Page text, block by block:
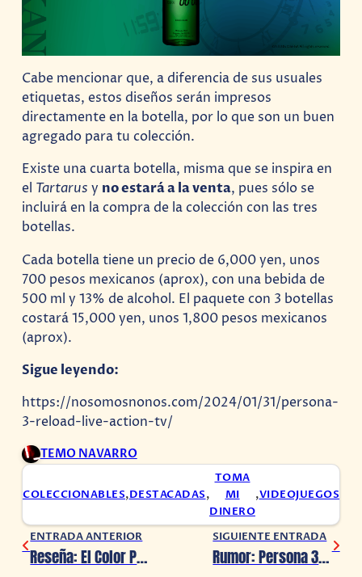
Cabe mencionar que, a diferencia de sus usuales
etiquetas, estos diseños serán impresos
directamente en la botella, por lo que son un buen
agregado para tu colección.
Existe una cuarta botella, misma que se inspira en
el Tartarus y no estará a la venta, pues sólo se
incluirá en la compra de la colección con las tres
botellas.
Cada botella tiene un precio de 6,000 yen, unos
700 pesos mexicanos (aprox), con una bebida de
500 ml y 13% de alcohol. El paquete con 3 botellas
costará 15,000 yen, unos 1,800 pesos mexicanos
(aprox).
Sigue leyendo:
https://nosomosnonos.com/2024/01/31/persona-
3-reload-live-action-tv/
TEMO NAVARRO
COLECCIONABLES,DESTACADAS,
TOMA
MI
DINERO
,VIDEOJUEGOS
ENTRADA ANTERIOR
Reseña: El Color Púrpura, un viaje único
SIGUIENTE ENTRADA
Rumor: Persona 3 Reload tendrá DLC’s en el futuro